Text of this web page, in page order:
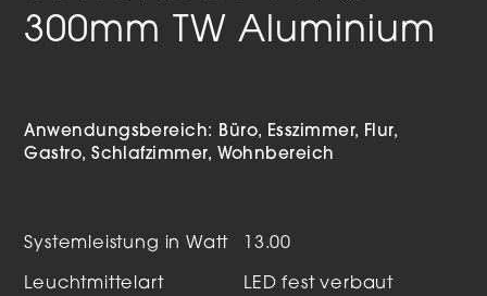
300mm TW Aluminium
Anwendungsbereich: Büro Esszimmer
Flur
Gastro
Schlafzimmer Wohnbereich
Systemleistung in Watt 13.00
Leuchtmittelart LED fest verbaut